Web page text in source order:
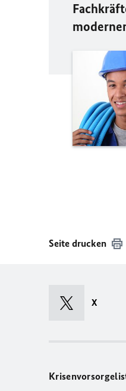
Seite drucken
X